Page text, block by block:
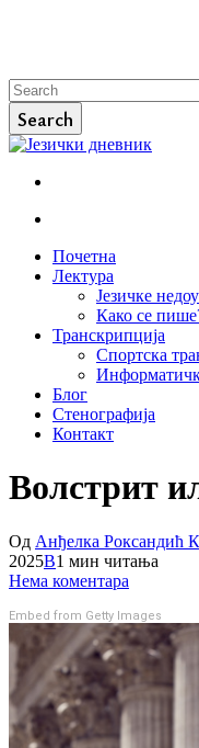
content
Search
Close
Menu
search
Menu
Почетна
Лектура
Језичке
Како се
Транскрипција
Спортска
Блог
Стенографија
Контакт
Волстрит
Од Анђелка Роксандић
2025В1 мин читања
Нема коментара
Embed from Getty Images